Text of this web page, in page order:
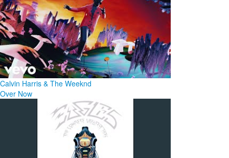
Calvin Harris & The Weeknd
Over Now